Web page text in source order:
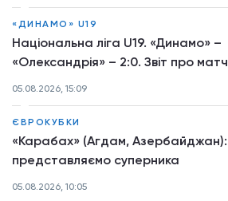
«ДИНАМО» U19
Національна ліга U19. «Динамо» –
«Олександрія» – 2:0. Звіт про матч
05.08.2026, 15:09
ЄВРОКУБКИ
«Карабах» (Агдам, Азербайджан):
представляємо суперника
05.08.2026, 10:05